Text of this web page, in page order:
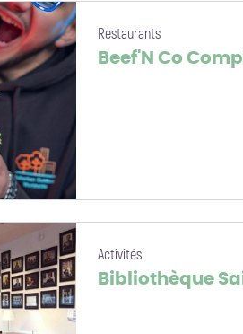
Restaurants
Beef'N Co
Activités
Bibliothèque